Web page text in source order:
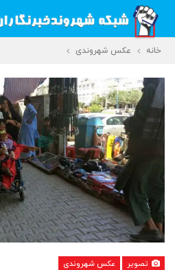
خانه عکس شهروندی
تصویر عکس شهروندی